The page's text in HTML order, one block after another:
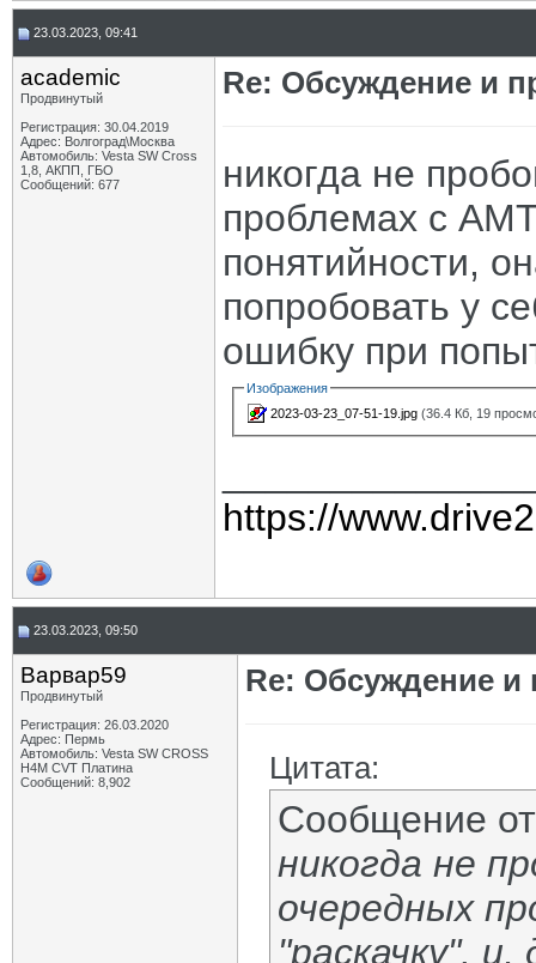
23.03.2023, 09:41
academic
Продвинутый
Регистрация: 30.04.2019
Адрес: Волгоград\Москва
Автомобиль: Vesta SW Cross
1,8, АКПП, ГБО
Сообщений: 677
Re: Обсуждение и
никогда не
проблемах с
понятийности,
попробовать у
ошибку при
Изображения
2023-03-23_07-51-19.jpg (36.4 Кб, 19
https://
23.03.2023, 09:50
Варвар59
Продвинутый
Регистрация: 26.03.2020
Адрес: Пермь
Автомобиль: Vesta SW CROSS
H4M CVT Платина
Сообщений: 8,902
Re: Обсуждение
Цитата:
Сообщение
никогда не
очередных
"раскачку".